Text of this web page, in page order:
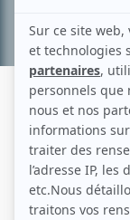
GRANDE